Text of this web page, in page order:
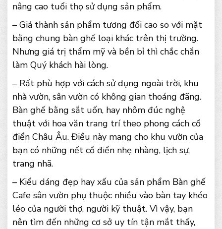
nâng cao tuổi thọ sử dụng sản phẩm.
– Giá thành sản phẩm tương đối cao so với mặt
bằng chung bàn ghế loại khác trên thị trường.
Nhưng giá trị thẩm mỹ và bền bỉ thì chắc chắn
làm Quý khách hài lòng.
– Rất phù hợp với cách sử dụng ngoài trời, khu
nhà vườn, sân vườn có không gian thoáng đãng.
Bàn ghế bằng sắt uốn, hay nhôm đúc nghệ
thuật với hoa văn trang trí theo phong cách cổ
điển Châu Âu. Điều này mang cho khu vườn của
bạn có những nết cổ điển nhẹ nhàng, lịch sự,
trang nhã.
– Kiểu dáng đẹp hay xấu của sản phẩm Bàn ghế
Cafe sân vườn phụ thuộc nhiều vào bàn tay khéo
léo của người thợ, người kỹ thuật. Vì vậy, bạn
nên tìm đến những cơ sở uy tín tận mắt thấy,